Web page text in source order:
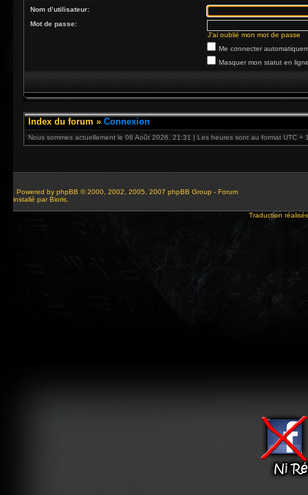
Nom d’utilisateur:
Mot de passe:
J’ai oublié mon mot de passe
Me connecter
Masquer mon statut en
Index du forum » Connexion
Nous sommes actuellement le 06 Août 2026, 21:31 | Les heures sont au format UTC +
Powered by phpBB © 2000, 2002, 2005, 2007 phpBB Group - Forum
installé par Bioris.
Traduction